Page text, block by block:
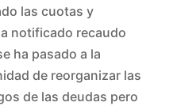
las cuotas y
notificado recaudo
ha pasado a la
de reorganizar las
de las deudas pero